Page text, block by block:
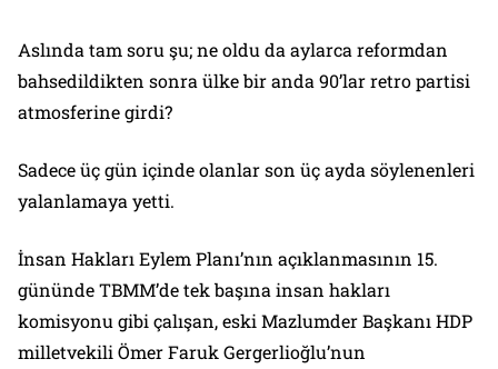
Aslında tam soru şu; ne oldu da aylarca reformdan
bahsedildikten sonra ülke bir anda 90’lar retro partisi
atmosferine girdi?
Sadece üç gün içinde olanlar son üç ayda söylenenleri
yalanlamaya yetti.
İnsan Hakları Eylem Planı’nın açıklanmasının 15.
gününde TBMM’de tek başına insan hakları
komisyonu gibi çalışan, eski Mazlumder Başkanı HDP
milletvekili Ömer Faruk Gergerlioğlu’nun